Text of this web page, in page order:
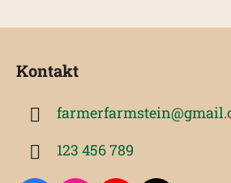
Kontakt
farmerfarmstein@
123 456 789